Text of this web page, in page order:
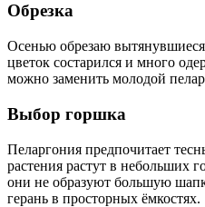
Обрезка
Осенью обрезаю
цветок состарился и много
можно заменить молодой
Выбор горшка
Пеларгония предпочитает
растения растут в небольших
они не образуют большую
герань в просторных ёмкостях.